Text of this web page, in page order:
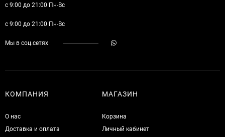
с 9:00 до 21:00 Пн-Вс
с 9:00 до 21:00 Пн-Вс
Мы в соц.сетях
КОМПАНИЯ
О нас
Доставка и оплата
МАГАЗИН
Корзина
Личный кабинет